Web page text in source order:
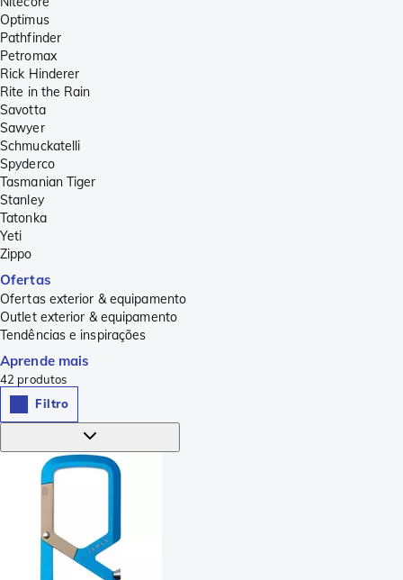
Optimus
Pathfinder
Petromax
Rick Hinderer
Rite in the Rain
Savotta
Sawyer
Schmuckatelli
Spyderco
Tasmanian Tiger
Stanley
Tatonka
Yeti
Zippo
Ofertas
Ofertas exterior & equipamento
Outlet exterior & equipamento
Tendências e inspirações
Aprende mais
42 produtos
Filtro